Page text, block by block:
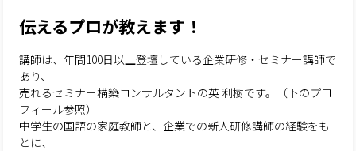
伝えるプロが教えます！
講師は、年間100日以上登壇している企業研修・セミナー講師で
あり、
売れるセミナー構築コンサルタントの英 利樹です。（下のプロ
フィール参照）
中学生の国語の家庭教師と、企業での新人研修講師の経験をも
とに、